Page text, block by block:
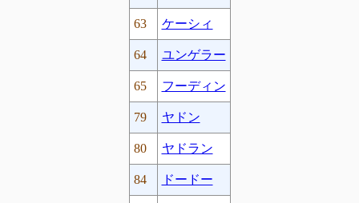
63 ケーシィ
64 ユンゲラー
65 フーディン
79 ヤドン
80 ヤドラン
84 ドードー